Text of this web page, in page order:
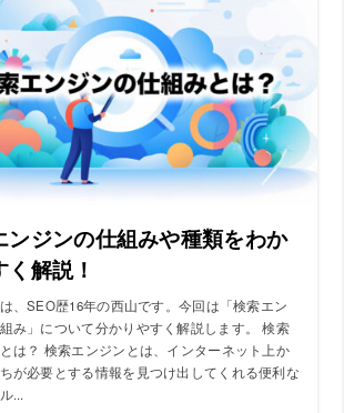
ンジンの仕組みや種類をわか
く解説！
、SEO歴16年の西山です。今回は「検索エン
み」について分かりやすく解説します。 検索
は？ 検索エンジンとは、インターネット上か
が必要とする情報を見つけ出してくれる便利な
...